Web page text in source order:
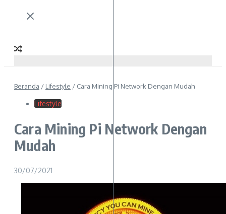
Beranda / Lifestyle / Cara Mining Pi Network Dengan Mudah
Lifestyle
Cara Mining Pi Network Dengan
Mudah
30/07/2021